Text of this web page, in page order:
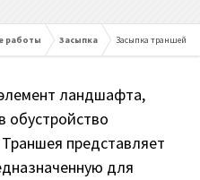
работы Засыпка Засыпка траншей
ландшафта,
обустройство
представляет
для